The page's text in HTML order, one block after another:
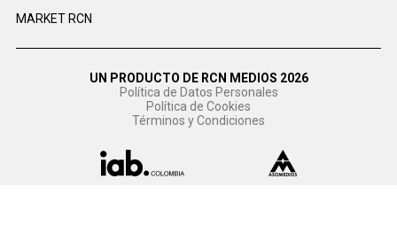
MARKET RCN
UN PRODUCTO DE RCN MEDIOS 2026
Política de Datos Personales
Política de Cookies
Términos y Condiciones